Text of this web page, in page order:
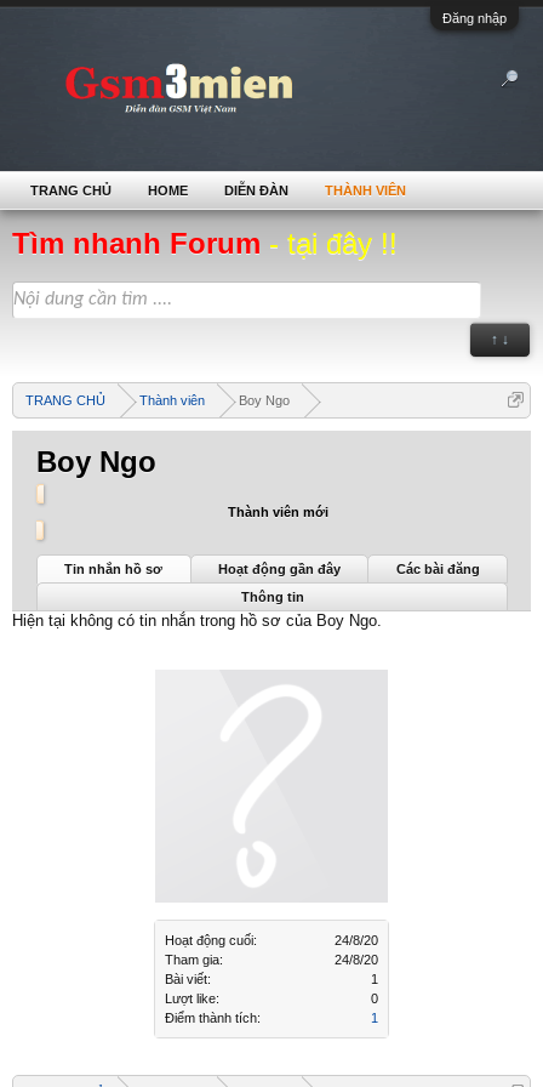
Đăng nhập
Tìm nhanh Forum - tại đây !!
↑ ↓
TRANG CHỦ Thành viên Boy Ngo
Hoạt động cuối:
24/8/20
Tham gia:
24/8/20
Bài viết:
1
Lượt like:
0
Điểm thành tích:
1
Boy Ngo
Thành viên mới
Boy Ngo được nhìn thấy lần cuối: 24/8/20
Tin nhắn hồ sơ Hoạt động gần đây
Các bài đăng
Thông tin
Hiện tại không có tin nhắn trong hồ sơ của Boy Ngo.
TRANG CHỦ HOME DIỄN ĐÀN THÀNH VIÊN